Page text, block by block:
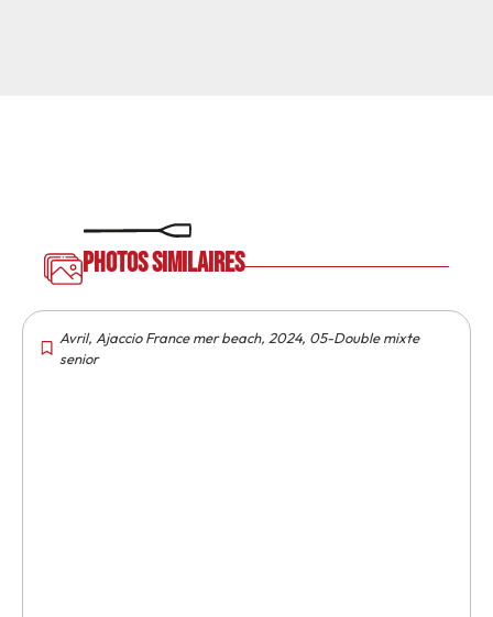
Photos similaires
Avril, Ajaccio France mer beach, 2024, 05-Double mixte
senior